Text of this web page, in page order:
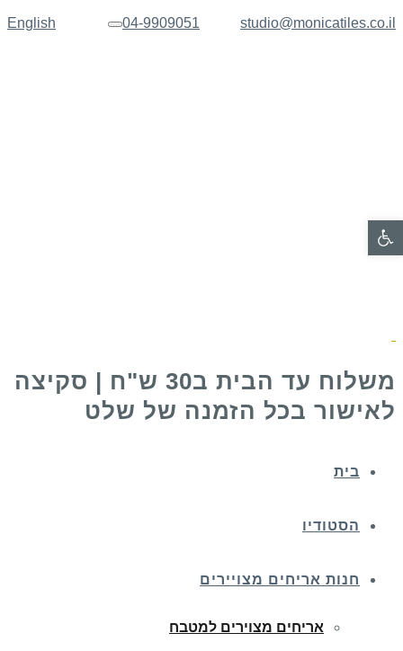
English studio@monicatiles.co.il
04-9909051 תפריט
משלוח עד הבית ב30 ש"ח | סקיצה
לאישור בכל הזמנה של שלט
בית
הסטודיו
חנות אריחים מצויירים
אריחים מצוירים למטבח
פתח סרגל נגישות